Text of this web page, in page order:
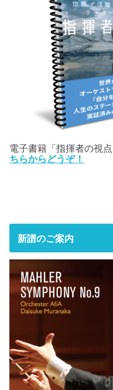
電子書籍「指揮者の視
ちらからどうぞ！
新譜のご案内